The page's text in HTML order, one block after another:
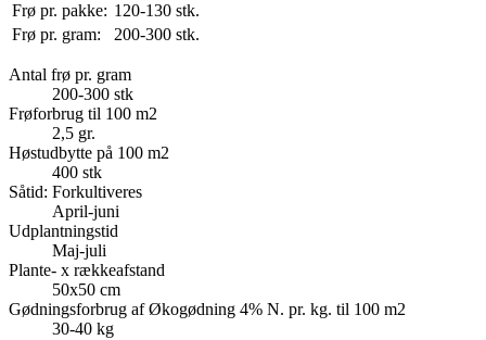
Frø pr. pakke: 120-130 stk.
Frø pr. gram:
200-300 stk.
Antal frø pr. gram
200-300 stk
Frøforbrug til 100 m2
2,5 gr.
Høstudbytte på 100 m2
400 stk
Såtid: Forkultiveres
April-juni
Udplantningstid
Maj-juli
Plante- x rækkeafstand
50x50 cm
Gødningsforbrug af Økogødning 4% N. pr. kg. til 100 m2
30-40 kg